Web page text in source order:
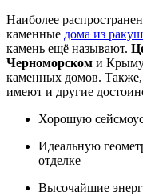
Наиболее
каменные дома из
камень ещё называют.
Черноморском и
каменных домов.
имеют и другие
Хорошую
Идеальную
отделке
Высочайшие